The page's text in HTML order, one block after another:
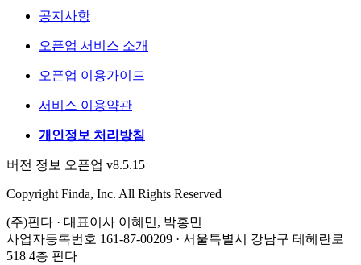
공지사항
오픈업 서비스 소개
오픈업 이용가이드
서비스 이용약관
개인정보 처리방침
버전 정보 오픈업 v8.5.15
Copyright Finda, Inc. All Rights Reserved
(주)핀다 · 대표이사 이혜민, 박홍민
사업자등록번호 161-87-00209 · 서울특별시 강남구 테헤란로
518 4층 핀다